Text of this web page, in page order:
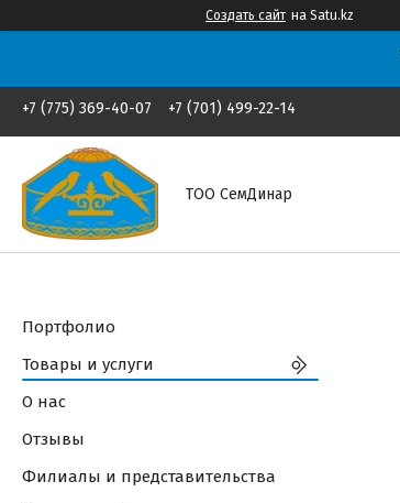
Создать сайт на Satu.kz
+7 (775) 369-40-07 +7 (701) 499-22-14
ТОО СемДинар
Портфолио
Товары и услуги
О нас
Отзывы
Филиалы и представительства